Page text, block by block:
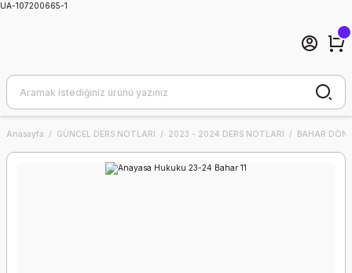
UA-107200665-1
Anasayfa GÜNCEL DERS NOTLARI 2023 - 2024 DERS NOTLARI BAHAR